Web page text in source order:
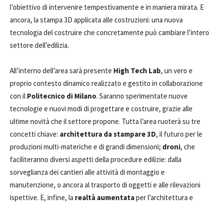
l’obiettivo di intervenire tempestivamente e in maniera mirata. E
ancora, la stampa 3D applicata alle costruzioni: una nuova
tecnologia del costruire che concretamente può cambiare l’intero
settore dell’edilizia.
All’interno dell’area sarà presente High Tech Lab, un vero e
proprio contesto dinamico realizzato e gestito in collaborazione
con il Politecnico di Milano. Saranno sperimentate nuove
tecnologie e nuovi modi di progettare e costruire, grazie alle
ultime novità che il settore propone. Tutta l’area ruoterà su tre
concetti chiave: architettura da stampare 3D, il futuro per le
produzioni multi-materiche e di grandi dimensioni; droni, che
faciliteranno diversi aspetti della procedure edilizie: dalla
sorveglianza dei cantieri alle attività di montaggio e
manutenzione, o ancora al trasporto di oggetti e alle rilevazioni
ispettive. E, infine, la realtà aumentataper l’architettura e